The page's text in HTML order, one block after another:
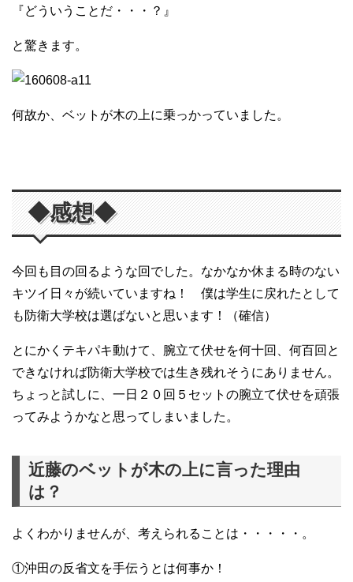
『どういうことだ・・・？』
と驚きます。
何故か、ベットが木の上に乗っかっていました。
◆感想◆
今回も目の回るような回でした。なかなか休まる時のない
キツイ日々が続いていますね！ 僕は学生に戻れたとして
も防衛大学校は選ばないと思います！（確信）
とにかくテキパキ動けて、腕立て伏せを何十回、何百回と
できなければ防衛大学校では生き残れそうにありません。
ちょっと試しに、一日２０回５セットの腕立て伏せを頑張
ってみようかなと思ってしまいました。
近藤のベットが木の上に言った理由
は？
よくわかりませんが、考えられることは・・・・・。
①沖田の反省文を手伝うとは何事か！